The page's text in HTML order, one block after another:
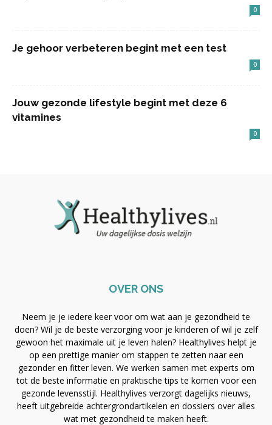
0
Je gehoor verbeteren begint met een test
0
Jouw gezonde lifestyle begint met deze 6
vitamines
0
OVER ONS
Neem je je iedere keer voor om wat aan je gezondheid te
doen? Wil je de beste verzorging voor je kinderen of wil je zelf
gewoon het maximale uit je leven halen? Healthylives helpt je
op een prettige manier om stappen te zetten naar een
gezonder en fitter leven. We werken samen met experts om
tot de beste informatie en praktische tips te komen voor een
gezonde levensstijl. Healthylives verzorgt dagelijks nieuws,
heeft uitgebreide achtergrondartikelen en dossiers over alles
wat met gezondheid te maken heeft.